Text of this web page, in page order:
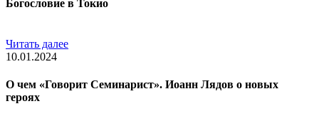
Богословие в Токио
Читать далее
10.01.2024
О чем «Говорит Семинарист». Иоанн Лядов о новых
героях